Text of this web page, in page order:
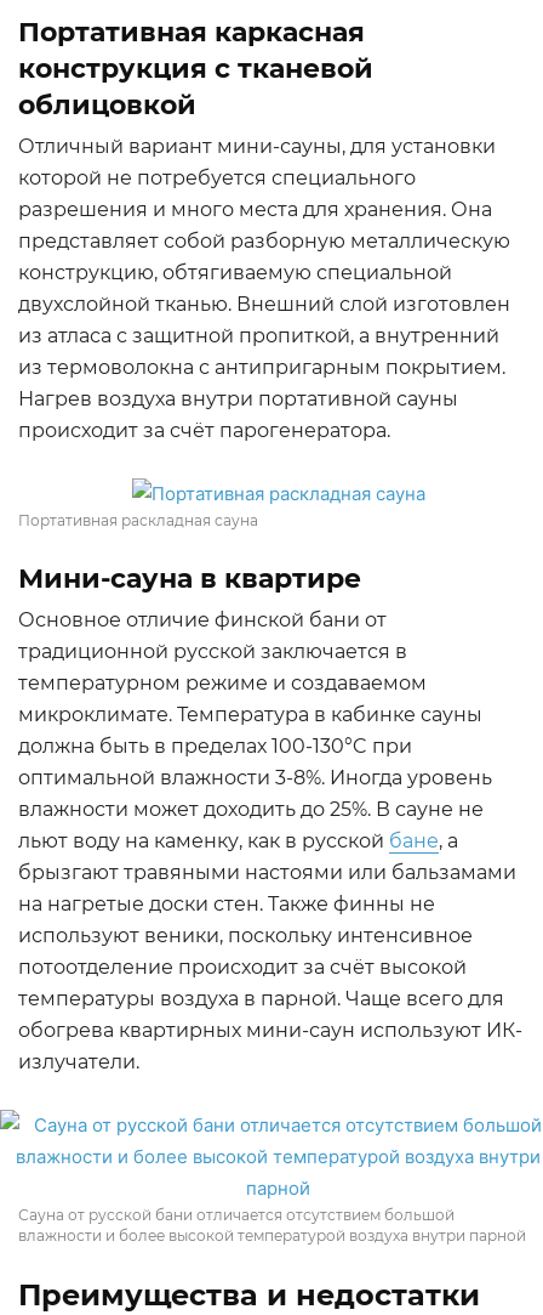
Портативная каркасная
конструкция с тканевой
облицовкой
Отличный вариант мини-сауны, для установки
которой не потребуется специального
разрешения и много места для хранения. Она
представляет собой разборную металлическую
конструкцию, обтягиваемую специальной
двухслойной тканью. Внешний слой изготовлен
из атласа с защитной пропиткой, а внутренний
из термоволокна с антипригарным покрытием.
Нагрев воздуха внутри портативной сауны
происходит за счёт парогенератора.
Портативная раскладная сауна
Мини-сауна в квартире
Основное отличие финской бани от
традиционной русской заключается в
температурном режиме и создаваемом
микроклимате. Температура в кабинке сауны
должна быть в пределах 100-130°C при
оптимальной влажности 3-8%. Иногда уровень
влажности может доходить до 25%. В сауне не
льют воду на каменку, как в русской бане, а
брызгают травяными настоями или бальзамами
на нагретые доски стен. Также финны не
используют веники, поскольку интенсивное
потоотделение происходит за счёт высокой
температуры воздуха в парной. Чаще всего для
обогрева квартирных мини-саун используют ИК-
излучатели.
Сауна от русской бани отличается отсутствием большой
влажности и более высокой температурой воздуха внутри парной
Преимущества и недостатки